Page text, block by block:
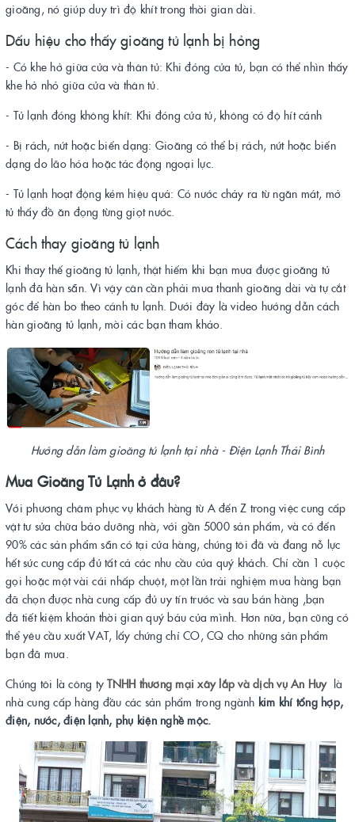
gioăng, nó giúp duy trì độ khít trong thời gian dài.
Dấu hiệu cho thấy gioăng tủ lạnh bị hỏng
- Có khe hở giữa cửa và thân tủ: Khi đóng cửa tủ, bạn có thể nhìn thấy
khe hở nhỏ giữa cửa và thân tủ.
- Tủ lạnh đóng không khít: Khi đóng cửa tủ, không có độ hít cánh
- Bị rách, nứt hoặc biến dạng: Gioăng có thể bị rách, nứt hoặc biến
dạng do lão hóa hoặc tác động ngoại lực.
- Tủ lạnh hoạt động kém hiệu quả: Có nước chảy ra từ ngăn mát, mở
tủ thấy đồ ăn đọng từng giọt nước.
Cách thay gioăng tủ lạnh
Khi thay thế gioăng tủ lạnh, thật hiếm khi bạn mua được gioăng tủ
lạnh đã hàn sẵn. Vì vậy cân cần phải mua thanh gioăng dài và tự cắt
góc để hàn bo theo cánh tu lạnh. Dưới đây là video hướng dẫn cách
hàn gioăng tủ lạnh, mời các bạn tham khảo.
Hướng dẫn làm gioăng tủ lạnh tại nhà - Điện Lạnh Thái Bình
Mua Gioăng Tủ Lạnh ở đâu?
Với phương châm phục vụ khách hàng từ A đến Z trong việc cung cấp
vật tư sửa chữa bảo dưỡng nhà, với gần 5000 sản phẩm, và có đến
90% các sản phẩm sẵn có tại cửa hàng, chúng tôi đã và đang nỗ lực
hết sức cung cấp đủ tất cả các nhu cầu của quý khách. Chỉ cần 1 cuộc
gọi hoặc một vài cái nhấp chuột, một lần trải nghiệm mua hàng bạn
đã chọn được nhà cung cấp đủ uy tín trước và sau bán hàng ,bạn
đã tiết kiệm khoản thời gian quý báu của mình. Hơn nữa, bạn cũng có
thể yêu cầu xuất VAT, lấy chứng chỉ CO, CQ cho những sản phẩm
bạn đã mua.
Chúng tôi là công tyTNHH thương mại xây lắp và dịch vụ An Huy là
nhà cung cấp hàng đầu các sản phẩm trong ngành kim khí tổng hợp,
điện, nước, điện lạnh, phụ kiện nghề mộc.